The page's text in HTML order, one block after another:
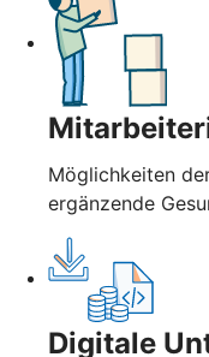
Möglichkeiten
ergänzende
Digitale